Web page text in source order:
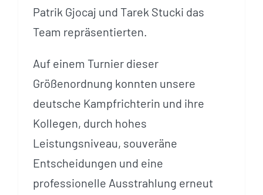
Patrik Gjocaj und Tarek Stucki das
Team repräsentierten.
Auf einem Turnier dieser
Größenordnung konnten unsere
deutsche Kampfrichterin und ihre
Kollegen, durch hohes
Leistungsniveau, souveräne
Entscheidungen und eine
professionelle Ausstrahlung erneut